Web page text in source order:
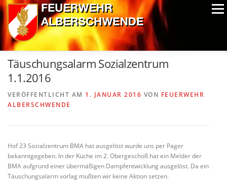
Zum
Inhalt
springen
Menü
ALPIN-NASSWETTBEWERB MITGLIEDER
AUSRÜSTUNG CHRONIK EXTRAS
Täuschungsalarm Sozialzentrum
1.1.2016
VERÖFFENTLICHT AM 1. JANUAR 2016 VON FEUERWEHR
ALBERSCHWENDE
Hof 23 Sozialzentrum BMA hat ausgelöst wurde uns per Pager
bekanntgegeben. In der Küche im 2. Obergeschoß hat ein Melder der
BMA aufgrund einer übermäßigen Dampfentwicklung ausgelöst. Da ein
Täuschungsalarm vorlag mußten wir keine Aktion setzen.